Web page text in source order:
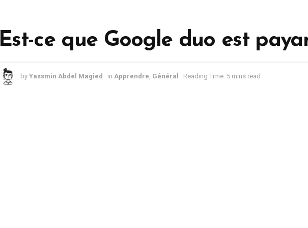
Est-ce que Google duo est
by Yassmin Abdel Magied in Apprendre Général Reading Time: 5 mins read